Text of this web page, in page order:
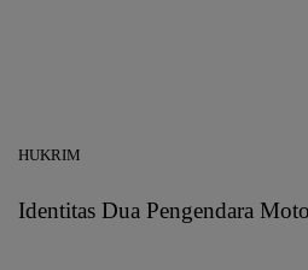
HUKRIM
Identitas Dua Pengendara